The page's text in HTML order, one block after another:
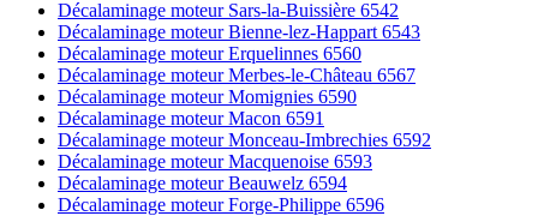
Décalaminage moteur Sars-la-Buissière 6542
Décalaminage moteur Bienne-lez-Happart 6543
Décalaminage moteur Erquelinnes 6560
Décalaminage moteur Merbes-le-Château 6567
Décalaminage moteur Momignies 6590
Décalaminage moteur Macon 6591
Décalaminage moteur Monceau-Imbrechies 6592
Décalaminage moteur Macquenoise 6593
Décalaminage moteur Beauwelz 6594
Décalaminage moteur Forge-Philippe 6596